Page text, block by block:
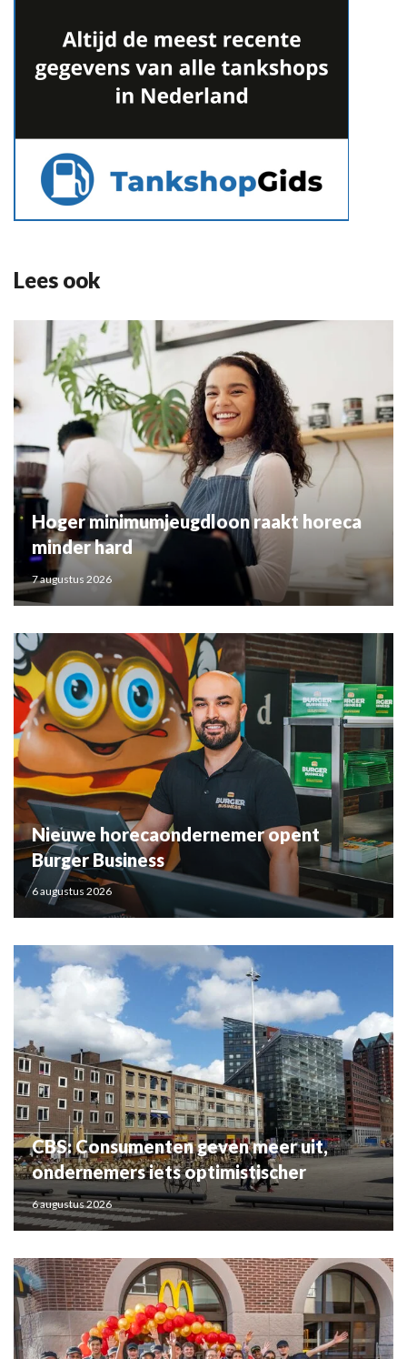
Lees ook
Hoger minimumjeugdloon raakt horeca
minder hard
7 augustus 2026
Nieuwe horecaondernemer opent
Burger Business
6 augustus 2026
CBS: Consumenten geven meer uit,
ondernemers iets optimistischer
6 augustus 2026